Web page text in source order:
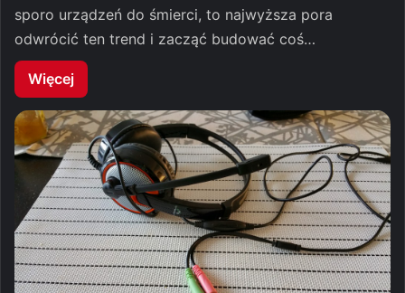
sporo urządzeń do śmierci, to najwyższa pora
odwrócić ten trend i zacząć budować coś…
Więcej